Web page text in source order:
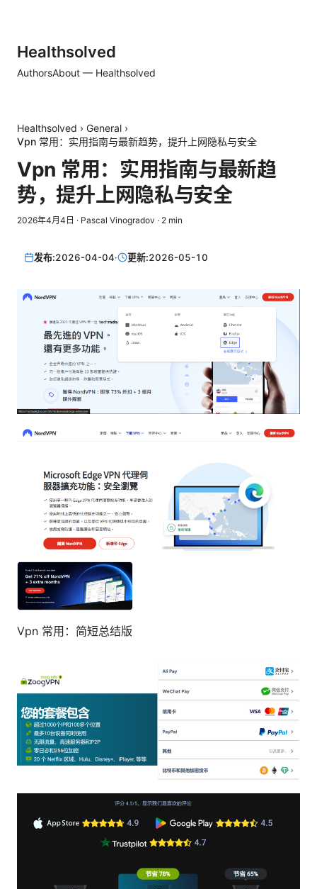
Healthsolved
AuthorsAbout — Healthsolved
Healthsolved › General ›
Vpn 常用：实用指南与最新趋势，提升上网隐私与安全
Vpn 常用：实用指南与最新趋
势，提升上网隐私与安全
2026年4月4日 · Pascal Vinogradov · 2 min
发布:2026-04-04· 更新:2026-05-10
Vpn 常用：简短总结版